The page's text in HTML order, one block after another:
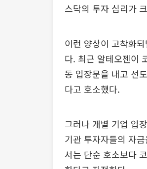
스닥의 투자 심리가
이런 양상이 고착화
다. 최근 알테오젠이
동 입장문을 내고 선
다고 호소했다.
그러나 개별 기업 입
기관 투자자들의 자
서는 단순 호소보다